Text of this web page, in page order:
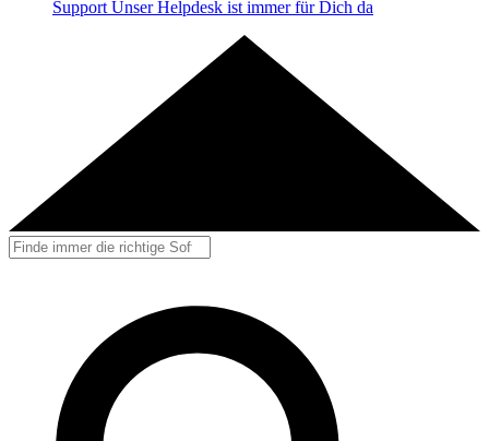
Support Unser Helpdesk ist immer für Dich da